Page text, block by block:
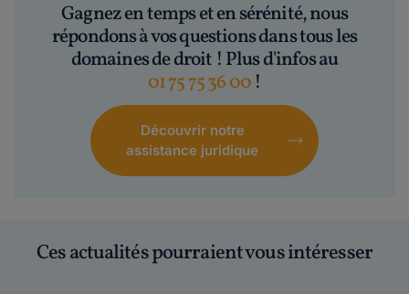
Gagnez en temps et en sérénité, nous
répondons à vos questions dans tous les
domaines de droit ! Plus d'infos au
01 75 75 36 00 !
Découvrir notre
assistance juridique
Ces actualités pourraient vous intéresser